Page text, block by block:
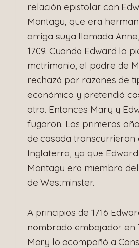
relación epistolar con
Montagu, que era
amiga suya llamada
1709. Cuando Edward la
matrimonio, el padre de
rechazó por razones de
económico y pretendió
otro. Entonces Mary y
fugaron. Los primeros
de casada transcurrieron
Inglaterra, ya que
Montagu era miembro
de Westminster.
A principios de 1716
nombrado embajador en
Mary lo acompañó a